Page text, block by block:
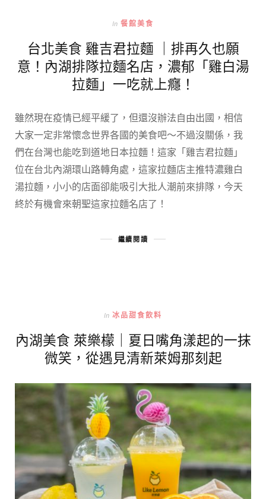
In 餐館美食
台北美食 雞吉君拉麵 ｜排再久也願
意！內湖排隊拉麵名店，濃郁「雞白湯
拉麵」一吃就上癮！
雖然現在疫情已經平緩了，但還沒辦法自由出國，相信
大家一定非常懷念世界各國的美食吧～不過沒關係，我
們在台灣也能吃到道地日本拉麵！這家「雞吉君拉麵」
位在台北內湖環山路轉角處，這家拉麵店主推特濃雞白
湯拉麵，小小的店面卻能吸引大批人潮前來排隊，今天
終於有機會來朝聖這家拉麵名店了！
繼續閱讀
In 冰品甜食飲料
內湖美食 萊樂檬｜夏日嘴角漾起的一抹
微笑，從遇見清新萊姆那刻起